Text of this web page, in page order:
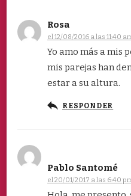
Rosa
el 12/08/2016 a las 11:40
Yo amo más a mis
mis parejas han
estar a su altura.
RESPONDER
Pablo Santomé
el 20/01/2017 a las 6:40